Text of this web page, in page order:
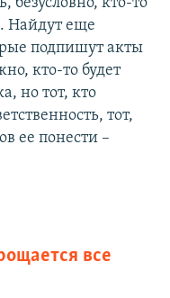
Найдут еще
подпишут акты
кто-то будет
но тот, кто
тот,
ее понести –
все